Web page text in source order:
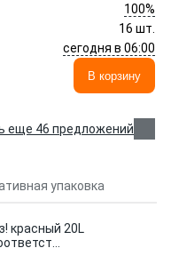
100%
16 шт.
сегодня в 06:00
В корзину
еще 46 предложений
упаковка
красный 20L